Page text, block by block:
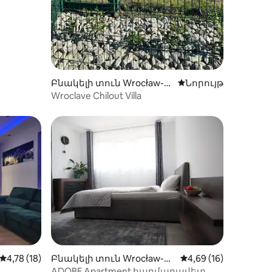
Բնակելի տուն Wrocław-ո
ւմ
Մնալու նոր տեղ
Նորույթ
Wroclave Chilout Villa
Միջին վարկանիշը՝ 5-ից 4,78, 18 կարծիք
4,78 (18)
Բնակելի տուն Wrocław-ու
Միջին
4,69 (16)